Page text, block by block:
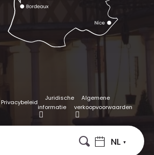
NL
Privacybeleid
Juridische
informatie
Algemene
verkoopvoorwaarden